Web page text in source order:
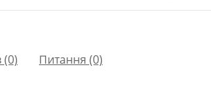
(0) Питання (0)